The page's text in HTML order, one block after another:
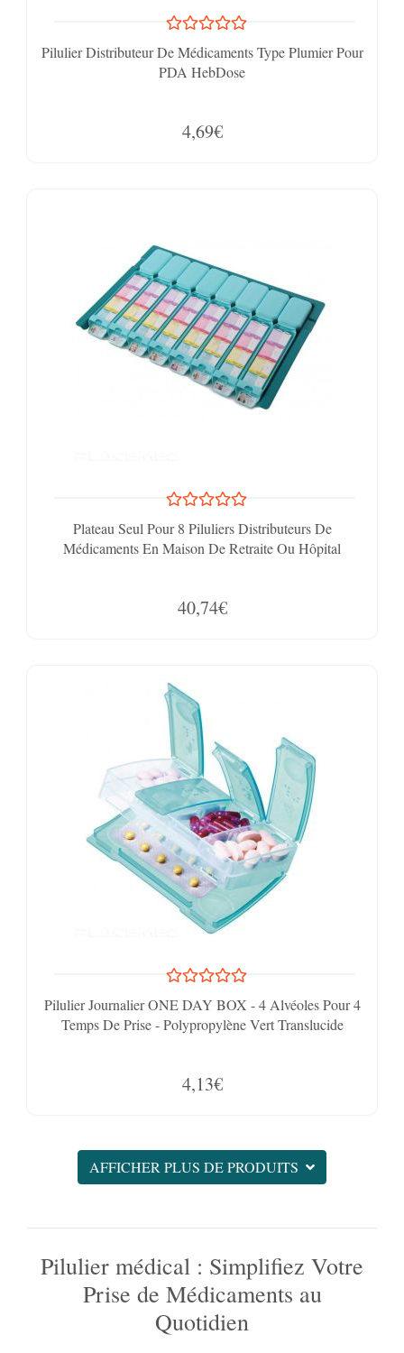
Pilulier Distributeur De Médicaments Type Plumier Pour
PDA HebDose
4,69€
Plateau Seul Pour 8 Piluliers Distributeurs De
Médicaments En Maison De Retraite Ou Hôpital
40,74€
Pilulier Journalier ONE DAY BOX - 4 Alvéoles Pour 4
Temps De Prise - Polypropylène Vert Translucide
4,13€
AFFICHER PLUS DE PRODUITS
Pilulier médical : Simplifiez Votre
Prise de Médicaments au
Quotidien